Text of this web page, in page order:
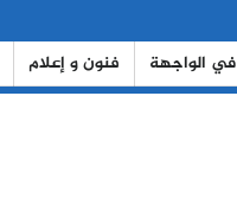
في الواجهة فنون و إعلام